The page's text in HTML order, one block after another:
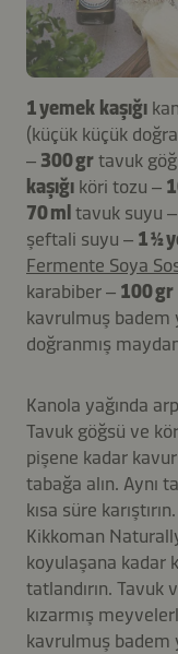
1 yemek kaşığı
(küçük küçük
– 300 grtavuk
kaşığı köri tozu –
70 ml tavuk suyu –
şeftali suyu – 1 ½
Fermente Soya
karabiber – 100 gr
kavrulmuş badem
doğranmış
Kanola yağında
Tavuk göğsü ve
pişene kadar
tabağa alın. Aynı
kısa süre
Kikkoman
koyulaşana kadar
tatlandırın. Tavuk
kızarmış
kavrulmuş badem